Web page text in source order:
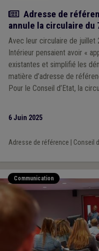
Actualité
Adresse de
annule la circulaire du
Avec leur circulaire de juillet
Intérieur pensaient avoir «
existantes et simplifié les
matière d’adresse de
Pour le Conseil d’Etat, la
6 Juin 2025
Adresse de référence Conseil
Communication